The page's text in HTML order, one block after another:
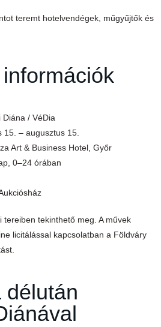
teremt hotelvendégek, műgyűjtők és
Diána / VéDia
15. – augusztus 15.
Art & Business Hotel, Győr
0–24 órában
tereiben tekinthető meg. A művek
licitálással kapcsolatban a Földváry
délután